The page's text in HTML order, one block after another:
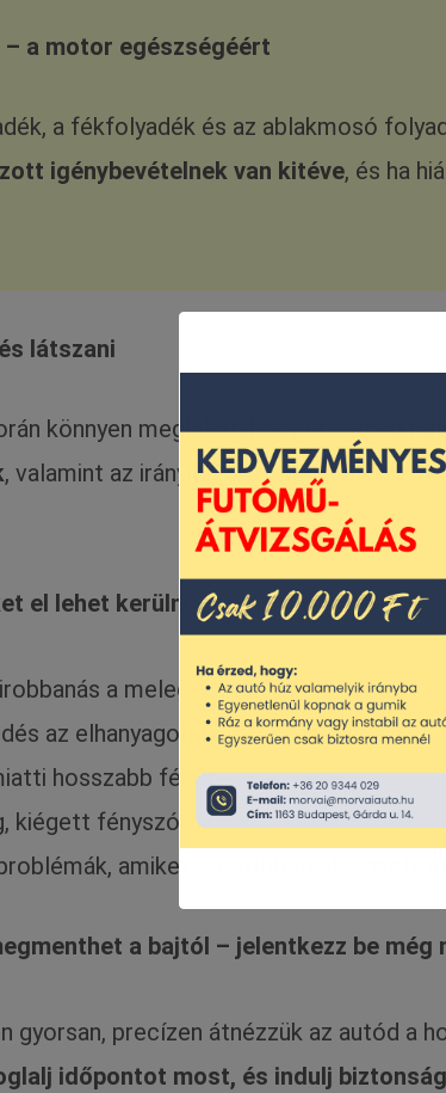
– a motor egészségéért
a fékfolyadék és az ablakmosó
igénybevételnek van kitéve, és ha
látszani
könnyen meglehet, hogy útközben
, valamint az irányjelzők hibátlan
el lehet kerülni
a meleg aszfalton
az elhanyagolt hűtőrendszer miatt
hosszabb fékút
kiégett fényszórók
amiket egy
időben elvégzett
a bajtól – jelentkezz be még
gyorsan, precízen átnézzük az autód a
időpontot most, és indulj